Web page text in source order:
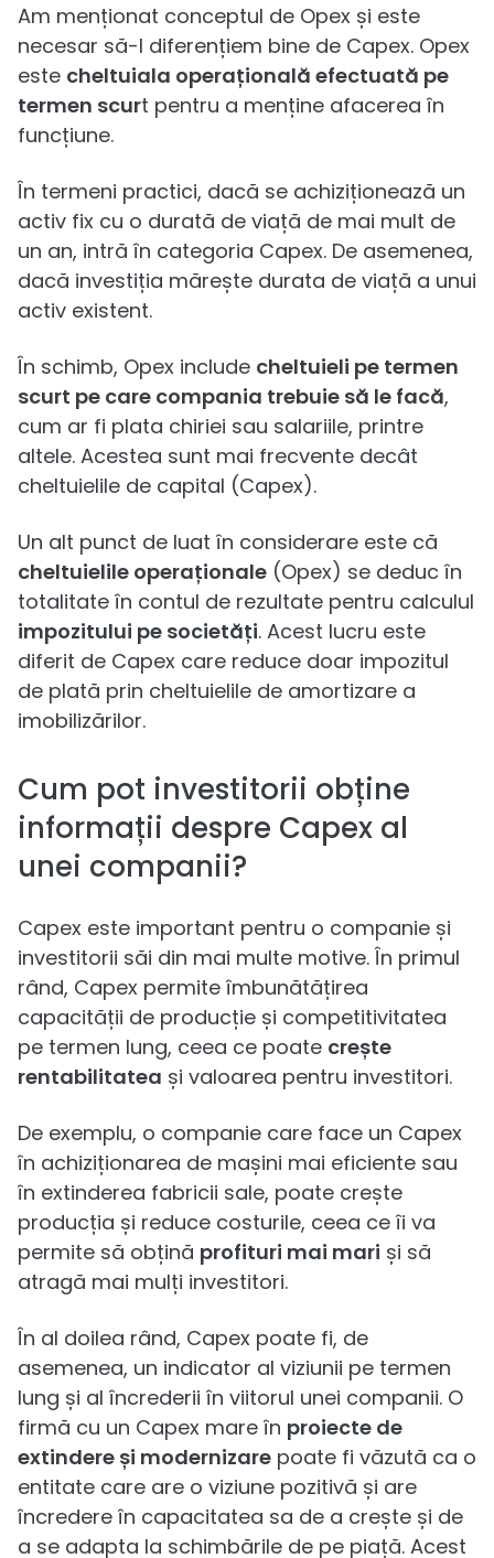
Am menționat conceptul de Opex și este
necesar să-l diferențiem bine de Capex. Opex
este cheltuiala operațională efectuată pe
termen scurt pentru a menține afacerea în
funcțiune.
În termeni practici, dacă se achiziționează un
activ fix cu o durată de viață de mai mult de
un an, intră în categoria Capex. De asemenea,
dacă investiția mărește durata de viață a unui
activ existent.
În schimb, Opex include cheltuieli pe termen
scurt pe care compania trebuie să le facă,
cum ar fi plata chiriei sau salariile, printre
altele. Acestea sunt mai frecvente decât
cheltuielile de capital (Capex).
Un alt punct de luat în considerare este că
cheltuielile operaționale (Opex) se deduc în
totalitate în contul de rezultate pentru calculul
impozitului pe societăți. Acest lucru este
diferit de Capex care reduce doar impozitul
de plată prin cheltuielile de amortizare a
imobilizărilor.
Cum pot investitorii obține
informații despre Capex al
unei companii?
Capex este important pentru o companie și
investitorii săi din mai multe motive. În primul
rând, Capex permite îmbunătățirea
capacității de producție și competitivitatea
pe termen lung, ceea ce poate crește
rentabilitatea și valoarea pentru investitori.
De exemplu, o companie care face un Capex
în achiziționarea de mașini mai eficiente sau
în extinderea fabricii sale, poate crește
producția și reduce costurile, ceea ce îi va
permite să obțină profituri mai mari și să
atragă mai mulți investitori.
În al doilea rând, Capex poate fi, de
asemenea, un indicator al viziunii pe termen
lung și al încrederii în viitorul unei companii. O
firmă cu un Capex mare în proiecte de
extindere și modernizare poate fi văzută ca o
entitate care are o viziune pozitivă și are
încredere în capacitatea sa de a crește și de
a se adapta la schimbările de pe piață. Acest